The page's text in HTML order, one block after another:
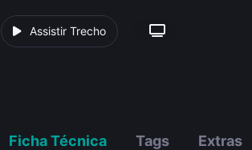
Assistir Trecho
Ficha Técnica Tags Extras